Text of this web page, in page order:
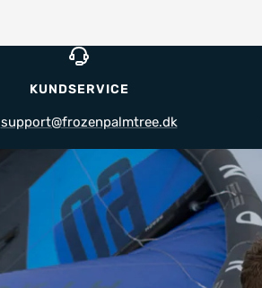
KUNDSERVICE
support@frozenpalmtree.dk